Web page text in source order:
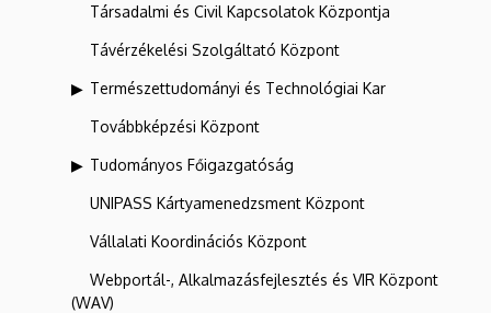
Társadalmi és Civil Kapcsolatok Központja
Távérzékelési Szolgáltató Központ
Természettudományi és Technológiai Kar
Továbbképzési Központ
Tudományos Főigazgatóság
UNIPASS Kártyamenedzsment Központ
Vállalati Koordinációs Központ
Webportál-, Alkalmazásfejlesztés és VIR Központ
(WAV)